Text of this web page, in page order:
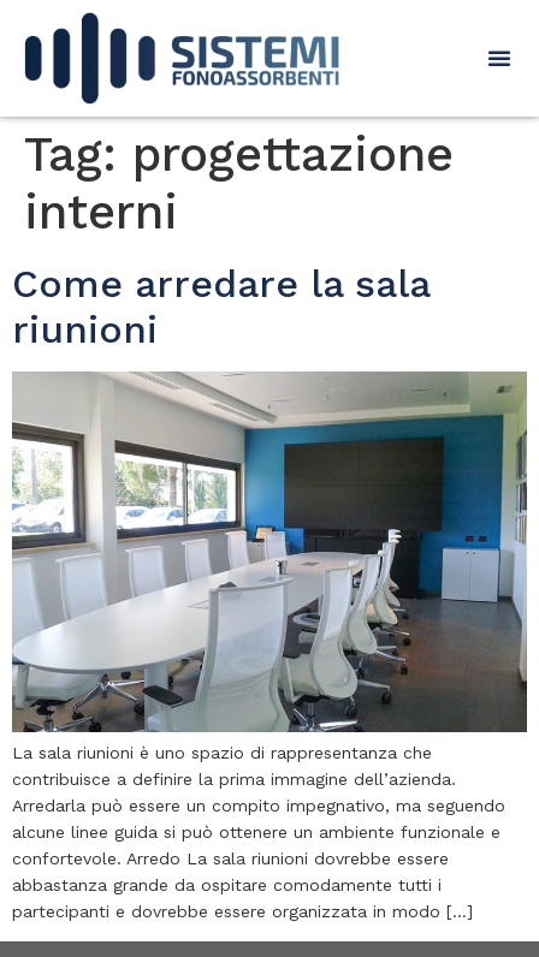
Tag: progettazione
interni
Come arredare la sala
riunioni
La sala riunioni è uno spazio di rappresentanza che
contribuisce a definire la prima immagine dell’azienda.
Arredarla può essere un compito impegnativo, ma seguendo
alcune linee guida si può ottenere un ambiente funzionale e
confortevole. Arredo La sala riunioni dovrebbe essere
abbastanza grande da ospitare comodamente tutti i
partecipanti e dovrebbe essere organizzata in modo […]